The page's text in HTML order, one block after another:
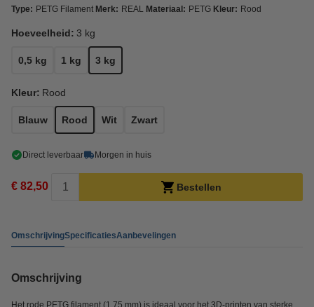
Type: PETG Filament Merk: REAL Materiaal: PETG Kleur: Rood
Hoeveelheid: 3 kg
0,5 kg 1 kg 3 kg
Kleur: Rood
Blauw Rood Wit Zwart
Direct leverbaar Morgen in huis
€ 82,50 Bestellen
OmschrijvingSpecificatiesAanbevelingen
Omschrijving
Het rode PETG filament (1,75 mm) is ideaal voor het 3D-printen van sterke